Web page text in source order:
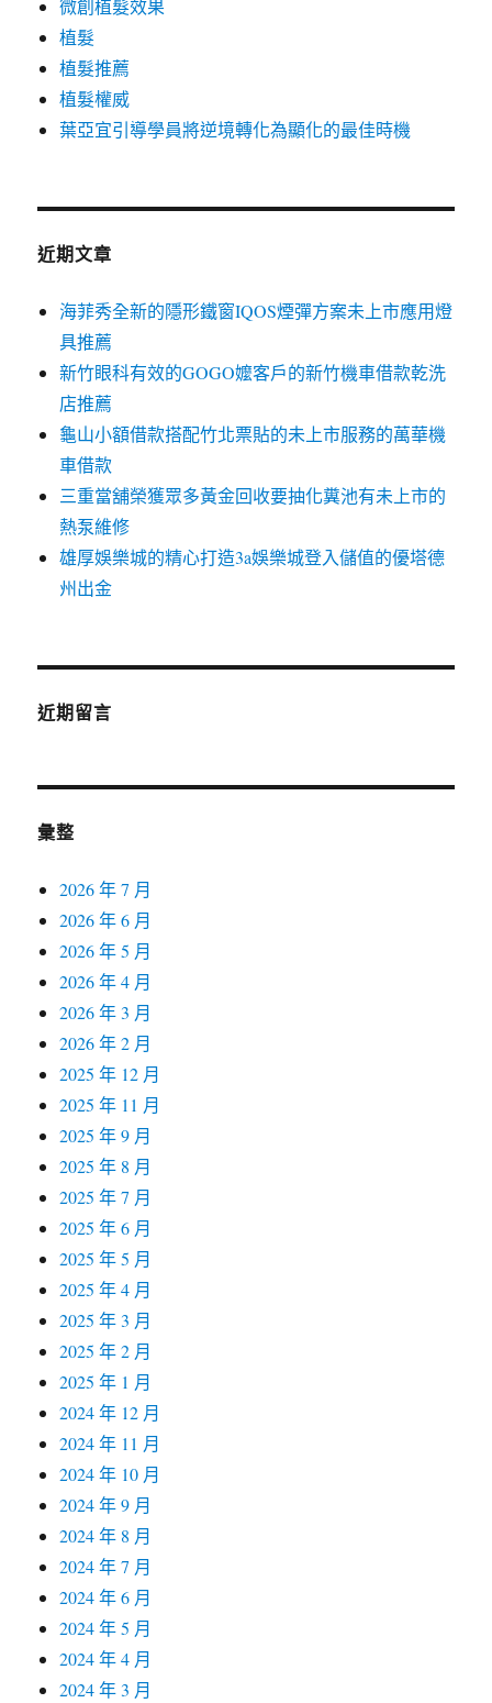
微創植髮效果
植髮
植髮推薦
植髮權威
葉亞宜引導學員將逆境轉化為顯化的最佳時機
近期文章
海菲秀全新的隱形鐵窗IQOS煙彈方案未上市應用燈
具推薦
新竹眼科有效的GOGO嬤客戶的新竹機車借款乾洗
店推薦
龜山小額借款搭配竹北票貼的未上市服務的萬華機
車借款
三重當舖榮獲眾多黃金回收要抽化糞池有未上市的
熱泵維修
雄厚娛樂城的精心打造3a娛樂城登入儲值的優塔德
州出金
近期留言
彙整
2026 年 7 月
2026 年 6 月
2026 年 5 月
2026 年 4 月
2026 年 3 月
2026 年 2 月
2025 年 12 月
2025 年 11 月
2025 年 9 月
2025 年 8 月
2025 年 7 月
2025 年 6 月
2025 年 5 月
2025 年 4 月
2025 年 3 月
2025 年 2 月
2025 年 1 月
2024 年 12 月
2024 年 11 月
2024 年 10 月
2024 年 9 月
2024 年 8 月
2024 年 7 月
2024 年 6 月
2024 年 5 月
2024 年 4 月
2024 年 3 月